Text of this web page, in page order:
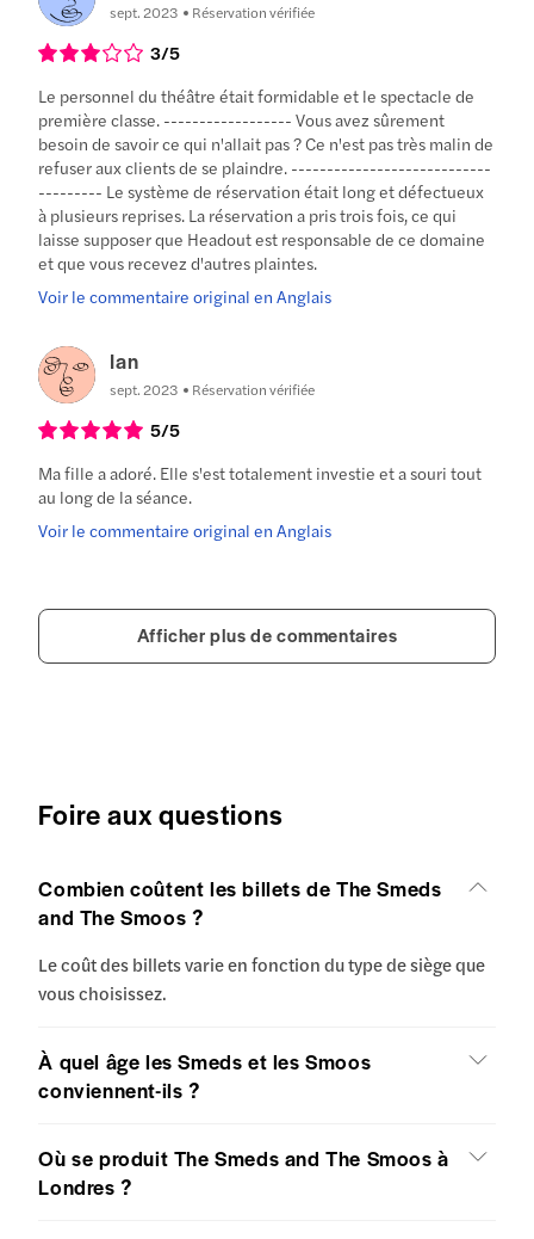
sept. 2023 Réservation vérifiée
3/5
Le personnel du théâtre était formidable et le spectacle de
première classe. ------------------ Vous avez sûrement
besoin de savoir ce qui n'allait pas ? Ce n'est pas très malin de
refuser aux clients de se plaindre. ----------------------------
--------- Le système de réservation était long et défectueux
à plusieurs reprises. La réservation a pris trois fois, ce qui
laisse supposer que Headout est responsable de ce domaine
et que vous recevez d'autres plaintes.
Voir le commentaire original en Anglais
Ian
sept. 2023 Réservation vérifiée
5/5
Ma fille a adoré. Elle s'est totalement investie et a souri tout
au long de la séance.
Voir le commentaire original en Anglais
Afficher plus de commentaires
Foire aux questions
Combien coûtent les billets de The Smeds
and The Smoos ?
Le coût des billets varie en fonction du type de siège que
vous choisissez.
À quel âge les Smeds et les Smoos
conviennent-ils ?
Où se produit The Smeds and The Smoos à
Londres ?